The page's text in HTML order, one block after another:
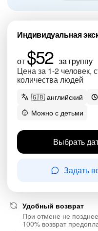
Индивидуальная
от $52 за группу
Цена за 1-2 человек,
количества людей
🇬🇧 английский
Можно с детьми
Выбрать
Задать
Удобный возврат
При отмене не
100% возврат